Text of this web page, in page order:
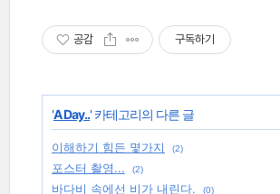
공감 구독하기
'A Day..' 카테고리의 다른 글
이해하기 힘든 몇가지 (2)
포스터 촬영...
(2)
바다비 속에선 비가 내린다.
(0)